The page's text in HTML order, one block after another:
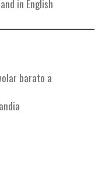
in English
barato a